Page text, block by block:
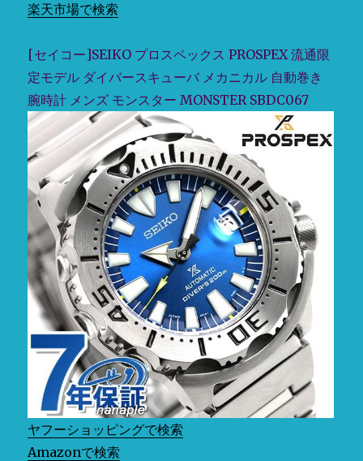
楽天市場で検索
[セイコー]SEIKO プロスペックス PROSPEX 流通限
定モデル ダイバースキューバ メカニカル 自動巻き
腕時計 メンズ モンスター MONSTER SBDC067
ヤフーショッピングで検索
Amazonで検索